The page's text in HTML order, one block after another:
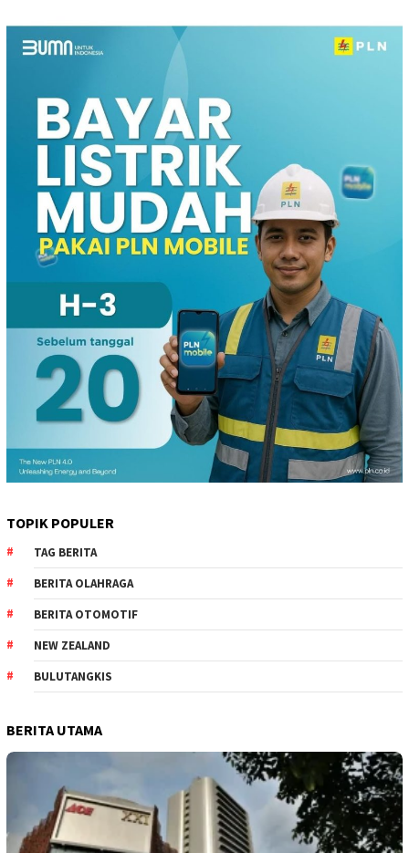
TOPIK POPULER
TAG BERITA
BERITA OLAHRAGA
BERITA OTOMOTIF
NEW ZEALAND
BULUTANGKIS
BERITA UTAMA